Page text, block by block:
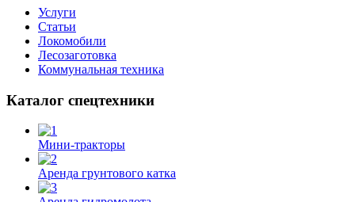
Услуги
Статьи
Локомобили
Лесозаготовка
Коммунальная техника
Каталог спецтехники
Мини-тракторы
Аренда грунтового катка